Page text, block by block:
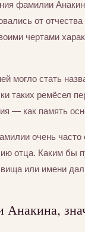
фамилии
от
чертами
могло стать
таких ремёсел
— как память
очень
отца. Каким бы
или имени
Анакина,